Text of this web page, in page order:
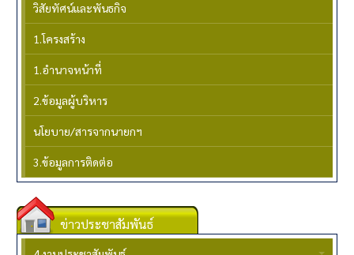
วิสัยทัศน์และพันธกิจ
1.โครงสร้าง
1.อำนาจหน้าที่
2.ข้อมูลผู้บริหาร
นโยบาย/สารจากนายกฯ
3.ข้อมูลการติดต่อ
ข่าวประชาสัมพันธ์